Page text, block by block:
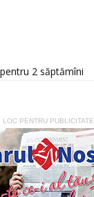
LOC PENTRU PUBLICITATE